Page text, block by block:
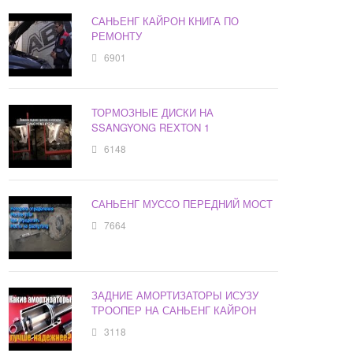
САНЬЕНГ КАЙРОН КНИГА ПО
РЕМОНТУ
6901
ТОРМОЗНЫЕ ДИСКИ НА
SSANGYONG REXTON 1
6148
САНЬЕНГ МУССО ПЕРЕДНИЙ МОСТ
7664
ЗАДНИЕ АМОРТИЗАТОРЫ ИСУЗУ
ТРООПЕР НА САНЬЕНГ КАЙРОН
3118